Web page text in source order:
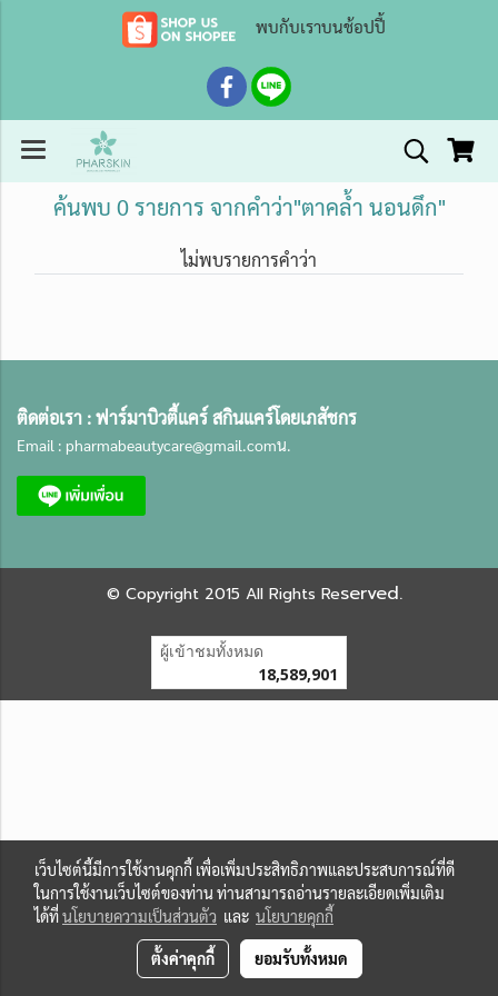
พบกับเราบนช้อปปี้
ค้นพบ 0 รายการ จากคำว่า"ตาคล้ำ นอนดึก"
ไม่พบรายการคำว่า
ติดต่อเรา :ฟาร์มาบิวตี้แคร์ สกินแคร์โดยเภสัชกร
Email : pharmabeautycare@gmail.comน.
© Copyright 2015 All Rights Reserved.
ผู้เข้าชมทั้งหมด
18,589,901
เว็บไซต์นี้มีการใช้งานคุกกี้ เพื่อเพิ่มประสิทธิภาพและประสบการณ์ที่ดี
ในการใช้งานเว็บไซต์ของท่าน ท่านสามารถอ่านรายละเอียดเพิ่มเติม
ได้ที่นโยบายความเป็นส่วนตัว และ นโยบายคุกกี้
ตั้งค่าคุกกี้ ยอมรับทั้งหมด